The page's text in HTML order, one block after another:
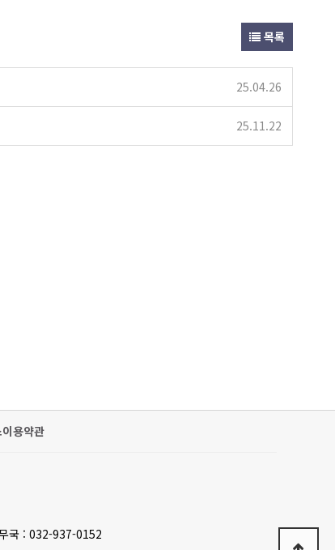
목록
25.04.26
25.11.22
용약관
국 : 032-937-0152